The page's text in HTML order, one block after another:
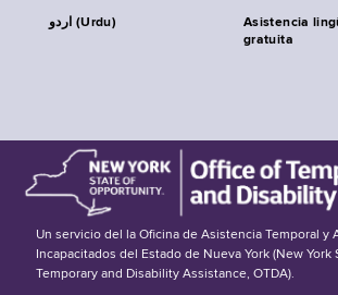
اردو (Urdu)
Asistencia
gratuita
Un servicio del la Oficina de Asistencia Temporal y
Incapacitados del Estado de Nueva York (New York
Temporary and Disability Assistance, OTDA).